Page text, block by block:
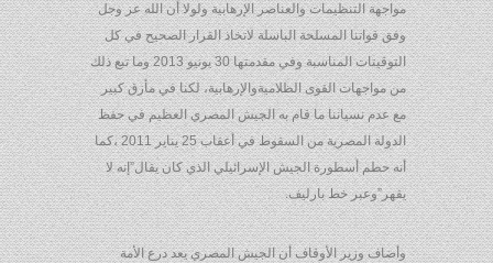
مواجهة التنظيمات والعناصر الإرهابية ولولا أن الله عز وجل
وفق قواتنا المسلحة الباسلة لاتخاذ القرار الصحيح في كل
التوقيتات المناسبة وفي مقدمتها 30 يونيو 2013 وما تبع ذلك
من مواجهات القوى الظلاميةوالإرهابية، لكنا في مأزق كبير
مع عدم نسياننا ما قام به الجيش المصري العظيم في حفظ
الدولة المصرية من السقوط في أعقاب 25 يناير 2011 ،كما
أنه حطم أسطورة الجيش الإسرائيلي الذي كان يقال”إنه لا
يقهر”وعبر خط بارليف.
وأضاف وزير الأوقاف أن الجيش المصري يعد درع الأمة